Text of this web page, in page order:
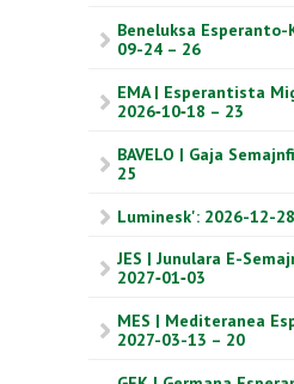
Beneluksa Esperanto-
09-24 – 26
EMA | Esperantista
2026‑10‑18 – 23
BAVELO | Gaja
25
Luminesk': 2026-12-
JES | Junulara E-
2027‑01‑03
MES | Mediteranea
2027-03-13 – 20